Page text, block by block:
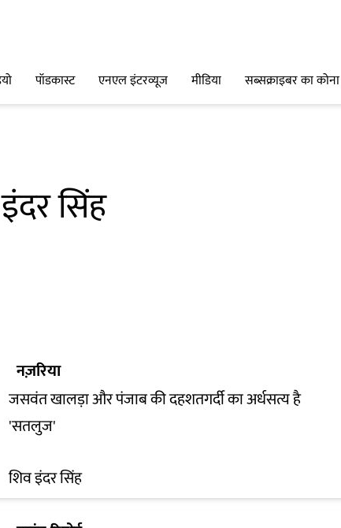
पॉडकास्ट एनएल इंटरव्यूज मीडिया सब्सक्राइबर का कोना
सिंह
नज़रिया
जसवंत खालड़ा और पंजाब की दहशतगर्दी का अर्धसत्य है
'सतलुज'
शिव इंदर सिंह